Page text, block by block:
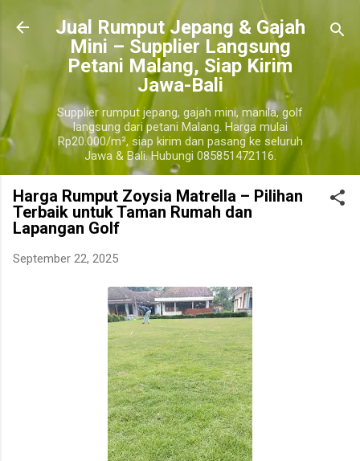
Langsung ke konten utama
​Jual Rumput Jepang & Gajah
Mini – Supplier Langsung
Petani Malang, Siap Kirim
Jawa-Bali
Supplier rumput jepang, gajah mini, manila, golf
langsung dari petani Malang. Harga mulai
Rp20.000/m², siap kirim dan pasang ke seluruh
Jawa & Bali. Hubungi 085851472116.
Harga Rumput Zoysia Matrella – Pilihan
Terbaik untuk Taman Rumah dan
Lapangan Golf
September 22, 2025